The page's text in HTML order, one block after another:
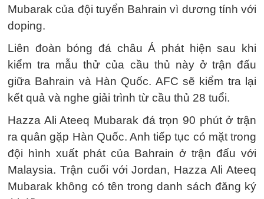
Mubarak của đội tuyển Bahrain vì dương tính với
doping.
Liên đoàn bóng đá châu Á phát hiện sau khi
kiểm tra mẫu thử của cầu thủ này ở trận đấu
giữa Bahrain và Hàn Quốc. AFC sẽ kiểm tra lại
kết quả và nghe giải trình từ cầu thủ 28 tuổi.
Hazza Ali Ateeq Mubarak đá trọn 90 phút ở trận
ra quân gặp Hàn Quốc. Anh tiếp tục có mặt trong
đội hình xuất phát của Bahrain ở trận đấu với
Malaysia. Trận cuối với Jordan, Hazza Ali Ateeq
Mubarak không có tên trong danh sách đăng ký